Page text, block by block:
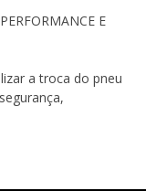
E
a troca do pneu